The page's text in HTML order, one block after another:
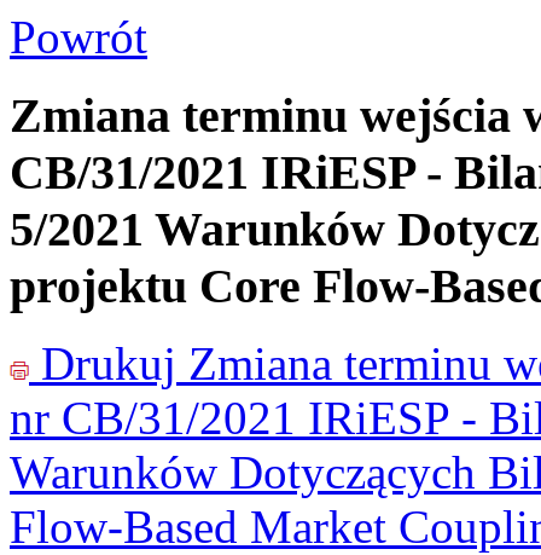
Powrót
Zmiana terminu wejścia
CB/31/2021 IRiESP -
5/2021 Warunków
projektu Core Flow-
Drukuj Zmiana terminu
nr CB/31/2021 IRiESP -
Warunków Dotyczących
Flow-Based Market